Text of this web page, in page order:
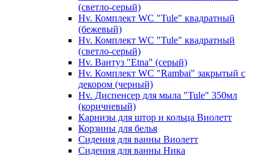
(светло-серый)
Hv. Комплект WC "Tule" квадратный
(бежевый)
Hv. Комплект WC "Tule" квадратный
(светло-серый)
Hv. Вантуз "Etna" (серый)
Hv. Комплект WC "Rambai" закрытый с
декором (черный)
Hv. Диспенсер для мыла "Tule" 350мл
(коричневый)
Карнизы для штор и кольца Виолетт
Корзины для белья
Сидения для ванны Виолетт
Сидения для ванны Ника